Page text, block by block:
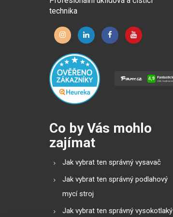
technika
Co by Vás mohlo
zajímat
Jak vybrat ten správný vysavač
Jak vybrat ten správný podlahový
mycí stroj
Jak vybrat ten správný vysokotlaký